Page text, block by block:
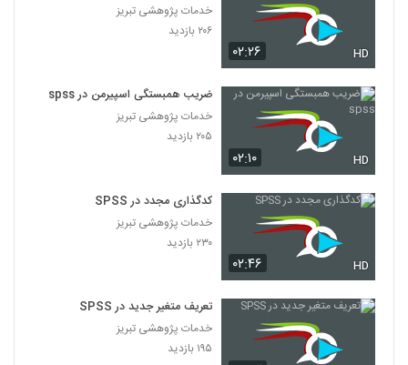
۰۲:۲۶ HD
خدمات پژوهشی تبریز
۲۰۶ بازدید
۰۲:۱۰ HD
ضریب همبستگی اسپیرمن در spss
خدمات پژوهشی تبریز
۲۰۵ بازدید
۰۲:۴۶ HD
کدگذاری مجدد در SPSS
خدمات پژوهشی تبریز
۲۳۰ بازدید
تعریف متغیر جدید در SPSS
خدمات پژوهشی تبریز
۱۹۵ بازدید